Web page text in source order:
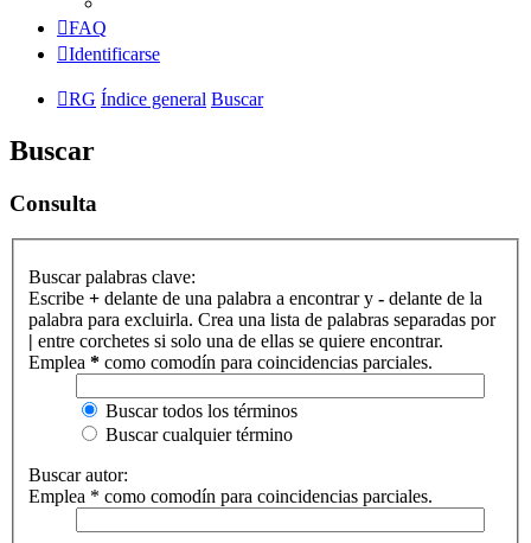
FAQ
Identificarse
RG Índice general Buscar
Buscar
Consulta
Buscar palabras clave:
Escribe + delante de una palabra a encontrar y - delante de la
palabra para excluirla. Crea una lista de palabras separadas por
| entre corchetes si solo una de ellas se quiere encontrar.
Emplea * como comodín para coincidencias parciales.
Buscar todos los términos
Buscar cualquier término
Buscar autor:
Emplea * como comodín para coincidencias parciales.